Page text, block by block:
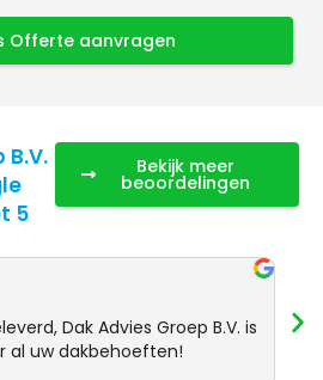
Offerte aanvragen
5
Bekijk meer
beoordelingen
Dak Advies Groep B.V. is
al uw dakbehoeften!